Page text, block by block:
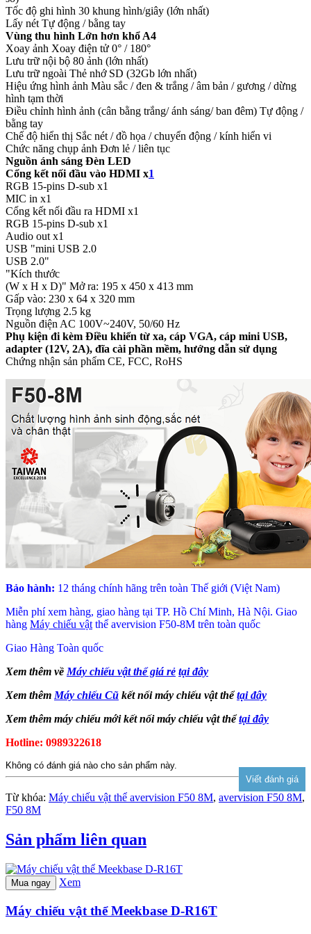
Tốc độ ghi hình 30 khung hình/giây (lớn nhất)
Lấy nét Tự động / bằng tay
Vùng thu hình Lớn hơn khổ A4
Xoay ảnh Xoay điện tử 0° / 180°
Lưu trữ nội bộ 80 ảnh (lớn nhất)
Lưu trữ ngoài Thẻ nhớ SD (32Gb lớn nhất)
Hiệu ứng hình ảnh Màu sắc / đen & trắng / âm bản / gương / dừng
hình tạm thời
Điều chỉnh hình ảnh (cân bằng trắng/ ánh sáng/ ban đêm) Tự động /
bằng tay
Chế độ hiển thị Sắc nét / đồ họa / chuyển động / kính hiển vi
Chức năng chụp ảnh Đơn lẻ / liên tục
Nguồn ánh sáng Đèn LED
Cổng kết nối đầu vào HDMI x1
RGB 15-pins D-sub x1
MIC in x1
Cổng kết nối đầu ra HDMI x1
RGB 15-pins D-sub x1
Audio out x1
USB "mini USB 2.0
USB 2.0"
"Kích thước
(W x H x D)" Mở ra: 195 x 450 x 413 mm
Gấp vào: 230 x 64 x 320 mm
Trọng lượng 2.5 kg
Nguồn điện AC 100V~240V, 50/60 Hz
Phụ kiện đi kèm Điều khiển từ xa, cáp VGA, cáp mini USB,
adapter (12V, 2A), đĩa cài phần mềm, hướng dẫn sử dụng
Chứng nhận sản phẩm CE, FCC, RoHS
Bảo hành: 12 tháng chính hãng trên toàn Thế giới (Việt Nam)
Miễn phí xem hàng, giao hàng tại TP. Hồ Chí Minh, Hà Nội. Giao
hàng Máy chiếu vật thể avervision F50-8M trên toàn quốc
Giao Hàng Toàn quốc
Xem thêm về Máy chiếu vật thể giá rẻ tại đây
Xem thêm Máy chiếu Cũ kết nối máy chiếu vật thểtại đây
Xem thêm máy chiếu mới kết nối máy chiếu vật thểtại đây
Hotline: 0989322618
Không có đánh giá nào cho sản phẩm này.
Từ khóa: Máy chiếu vật thể avervision F50 8M, avervision F50 8M,
F50 8M
Sản phẩm liên quan
Mua ngay Xem
Máy chiếu vật thể Meekbase D-R16T